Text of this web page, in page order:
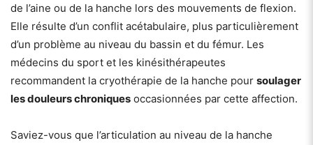
de l’aine ou de la hanche lors des mouvements de flexion.
Elle résulte d’un conflit acétabulaire, plus particulièrement
d’un problème au niveau du bassin et du fémur. Les
médecins du sport et les kinésithérapeutes
recommandent la cryothérapie de la hanche pour soulager
les douleurs chroniques occasionnées par cette affection.
Saviez-vous que l’articulation au niveau de la hanche